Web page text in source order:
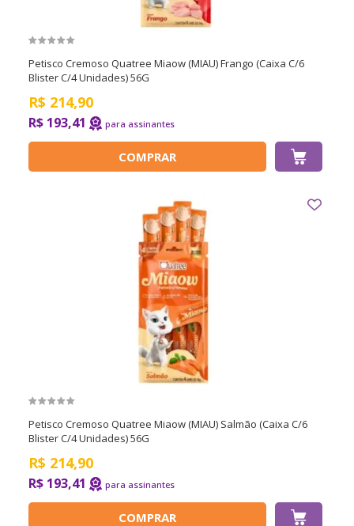
Petisco Cremoso Quatree Miaow (MIAU) Frango (Caixa C/6
Blister C/4 Unidades) 56G
R$ 214,90
R$ 193,41
COMPRAR
Petisco Cremoso Quatree Miaow (MIAU) Salmão (Caixa C/6
Blister C/4 Unidades) 56G
R$ 214,90
R$ 193,41
COMPRAR